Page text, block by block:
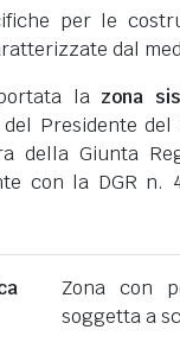
per le
dal
la zona
Presidente
della Giunta
con la DGR n.
Zona con
soggetta a